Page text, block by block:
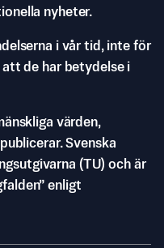
nyheter.
i vår tid, inte för
de har betydelse i
värden,
Svenska
(TU) och är
enligt